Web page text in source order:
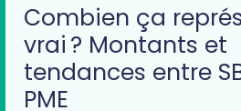
Combien ça
vrai ? Montants et
tendances entre
PME